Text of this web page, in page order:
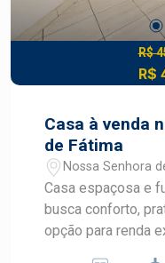
R$
R$
Casa à venda
de Fátima
Nossa Senhora
Casa espaçosa e
busca conforto,
opção para renda